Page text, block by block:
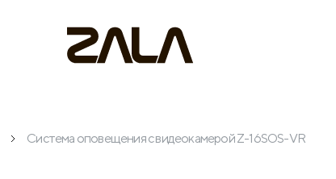
Система оповещения с видеокамерой Z-16SOS-VR